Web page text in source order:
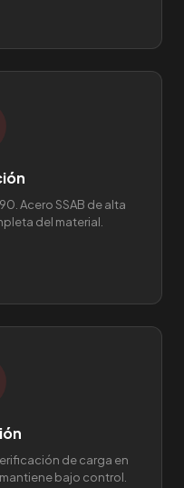
Acero SSAB de alta
del material.
de carga en
bajo control.